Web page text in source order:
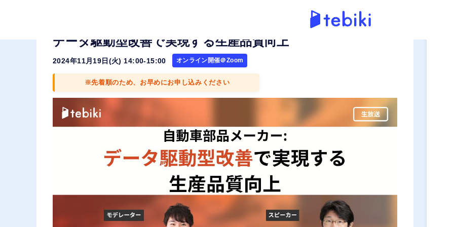
データ駆動型改善で実現する生産品質向上
2024年11月19日(火) 14:00-15:00 オンライン開催＠Zoom
※先着順のため、お早めにお申し込みください